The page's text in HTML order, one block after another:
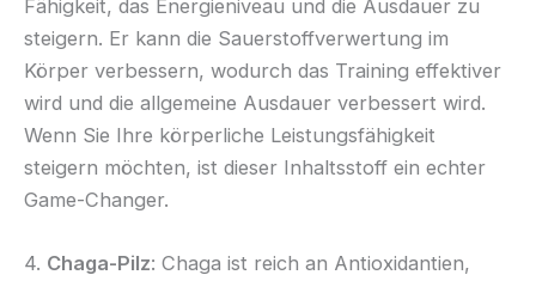
Fähigkeit, das Energieniveau und die Ausdauer zu
steigern. Er kann die Sauerstoffverwertung im
Körper verbessern, wodurch das Training effektiver
wird und die allgemeine Ausdauer verbessert wird.
Wenn Sie Ihre körperliche Leistungsfähigkeit
steigern möchten, ist dieser Inhaltsstoff ein echter
Game-Changer.
4. Chaga-Pilz: Chaga ist reich an Antioxidantien,